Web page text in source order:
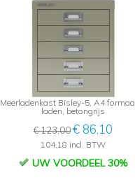
Meerladenkast Bisley-5, A4
laden, betongrijs
€ 123,00€ 86,10
104,18 incl. BTW
UW VOORDEEL 30%